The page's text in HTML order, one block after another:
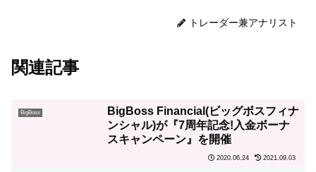
トレーダー兼アナリスト
関連記事
BigBoss
BigBoss Financial(ビッグボスフィナ
ンシャル)が『7周年記念!入金ボーナ
スキャンペーン』を開催
2020.06.24 2021.09.03